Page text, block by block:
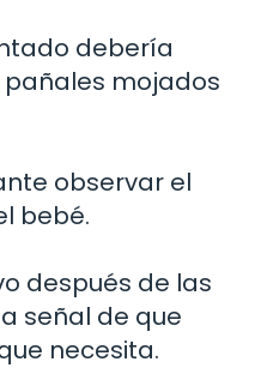
debería
mojados
observar el
bebé.
después de las
señal de que
necesita.